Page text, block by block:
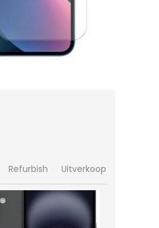
Refurbish Uitverkoop